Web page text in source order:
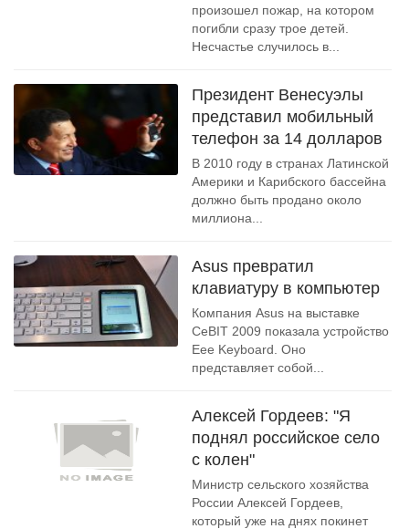
произошел пожар, на котором
погибли сразу трое детей.
Несчастье случилось в...
Президент Венесуэлы
представил мобильный
телефон за 14 долларов
В 2010 году в странах Латинской
Америки и Карибского бассейна
должно быть продано около
миллиона...
Asus превратил
клавиатуру в компьютер
Компания Asus на выставке
CeBIT 2009 показала устройство
Eee Keyboard. Оно
представляет собой...
Алексей Гордеев: "Я
поднял российское село
с колен"
Министр сельского хозяйства
России Алексей Гордеев,
который уже на днях покинет